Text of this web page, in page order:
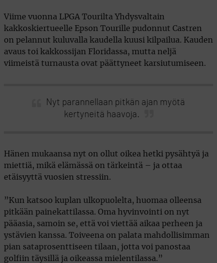
Viime vuonna LPGA Tourilta Yhdysvaltain
kakkoskiertueelle Epson Tourille pudonnut Castren
on pelannut kuluvalla kaudella kuusi kilpailua. Kauden
avaus toi kakkossijan Floridassa, mutta neljä
viimeistä turnausta ovat päättyneet karsiutumiseen.
Nyt parannellaan pitkän ajan myötä
kertyneitä haavoja.
Hänen mukaansa nyt on ollut oikea hetki pysähtyä ja
miettiä, mikä elämässä on tärkeintä – ja ottaa
etäisyyttä vuosien stressiin.
”Kun katsoo kuplan ulkopuolelta, huomaa olleensa
pitkään painekattilassa. Oma hyvinvointi on nyt
pääasia, samoin se, että voi viettää aikaa perheen ja
ystävien kanssa. Toiveena on palata mahdollisimman
pian sataprosenttiseen tilaan, jotta voi panostaa
golfiin täysillä ja oikeassa mielentilassa.”